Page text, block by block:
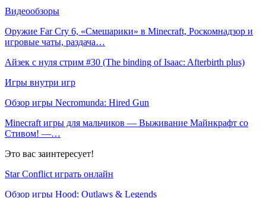
Видеообзоры
Оружие Far Cry 6, «Смешарики» в Minecraft, Роскомнадзор и
игровые чаты, раздача…
Айзек с нуля стрим #30 (The binding of Isaac: Afterbirth plus)
Игры внутри игр
Обзор игры Necromunda: Hired Gun
Minecraft игры для мальчиков — Выживание Майнкрафт со
Стивом! —…
Это вас заинтересует!
Star Conflict играть онлайн
Обзор игры Hood: Outlaws & Legends